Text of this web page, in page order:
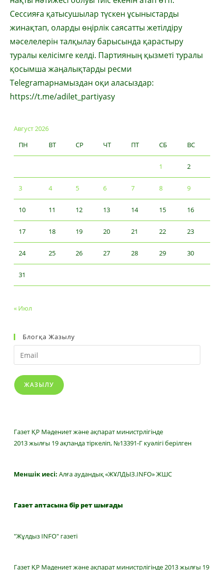
Сессияға қатысушылар түскен ұсыныстарды
жинақтап, оларды өңірлік саясатты жетілдіру
мәселелерін талқылау барысында қарастыру
туралы келісімге келді. Партияның қызметі туралы
қосымша жаңалықтарды ресми
Telegramарнамыздан оқи аласыздар:
https://t.me/adilet_partiyasy
Август 2026
ПН
ВТ СР ЧТ ПТ СБ ВС
1 2
3 4 5 6 7 8 9
10 11 12 13 14 15 16
17 18 19 20 21 22 23
24 25 26 27 28 29 30
31
« Июл
Блогқа Жазылу
Email
ЖАЗЫЛУ
Газет ҚР Мәдениет және ақпарат министрлігінде
2013 жылғы 19 ақпанда тіркеліп, №13391-Г куәлігі берілген
Меншік иесі: Алға аудандық «ЖҰЛДЫЗ.INFO» ЖШС
Газет аптасына бір рет шығады
"Жұлдыз INFO" газеті
Газет ҚР Мәдениет және ақпарат министрлігінде 2013 жылғы 19